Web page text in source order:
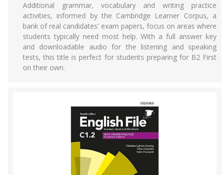
Additional grammar, vocabulary and writing practice
activities, informed by the Cambridge Learner Corpus, a
bank of real candidates' exam papers, focus on areas where
students typically need most help. With a full answer key
and downloadable audio for the listening and speaking
tests, this title is perfect for students preparing for B2 First
on their own.